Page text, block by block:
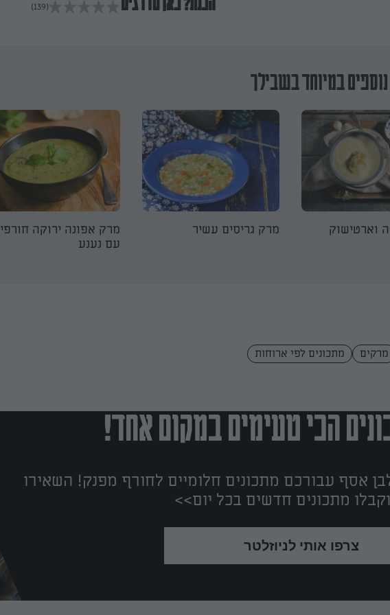
הכנת? כאן מדרגים (139)
במיוחד בשבילך
וארטישוק
מרק גריסים עשיר
מרק אפונה ירוקה חורפי
עם נענע
מרקים מתכונים לפי ארוחות
הכי טעימים במקום אחד!
אסף עבורכם מתכונים חלומיים לחורף מפנק! השאירו
מתכונים חדשים בכל יום>>
צרפו אותי לניוזלטר